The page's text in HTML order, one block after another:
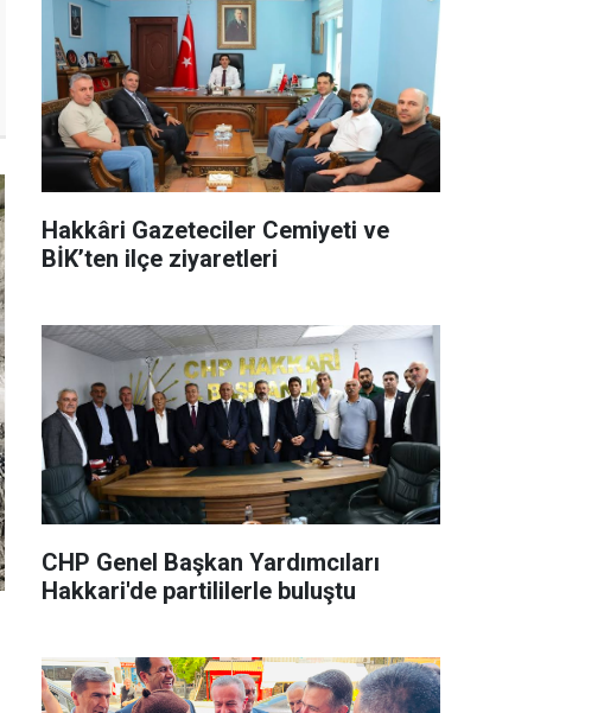
Hakkâri Gazeteciler Cemiyeti ve
BİK’ten ilçe ziyaretleri
CHP Genel Başkan Yardımcıları
Hakkari'de partililerle buluştu